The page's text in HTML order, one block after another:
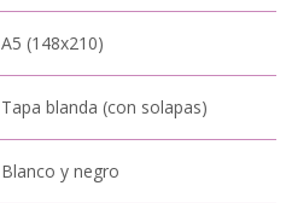
A5 (148x210)
Tapa blanda (con solapas)
Blanco y negro